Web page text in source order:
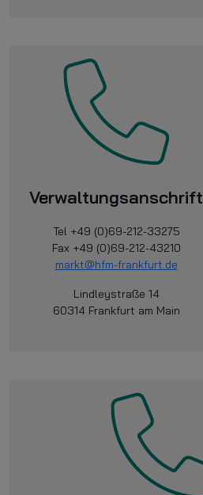
Verwaltungsanschrift
Tel +49 (0)69-212-33275
Fax +49 (0)69-212-43210
markt@hfm-frankfurt.de
Lindleystraße 14
60314 Frankfurt am Main